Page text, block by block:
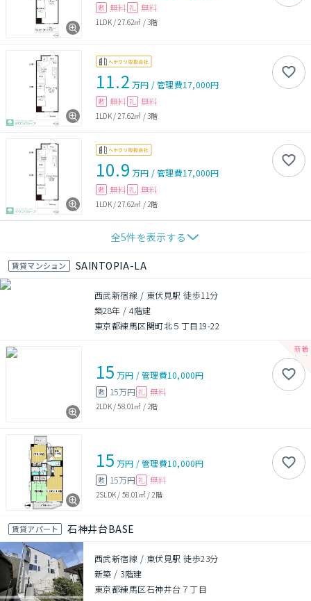
敷 無料 礼 無料
1LDK/ 27.62㎡ /3階
11.2 万円 /管理費17,000円
敷 無料 礼 無料
1LDK/27.62㎡ /3階
10.9 万円 /管理費17,000円
敷 無料 礼 無料
1LDK/27.62㎡ /2階
全5件を表示する
賃貸マンション SAINTOPIA-LA
西武新宿線 / 東伏見駅 徒歩11分
築28年 /4階建
東京都練馬区関町北５丁目19-22
15 万円 /管理費10,000円
敷 15万円 礼 無料
2LDK/58.01㎡ / 2階
15 万円 /管理費10,000円
敷 15万円 礼 無料
2SLDK / 58.01㎡/ 2階
賃貸アパート 石神井台BASE
西武新宿線 / 東伏見駅 徒歩23分
新築 / 3階建
東京都練馬区石神井台７丁目